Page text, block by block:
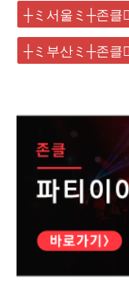
┼ミ서울ミ┼존클
┼ミ부산ミ┼존클